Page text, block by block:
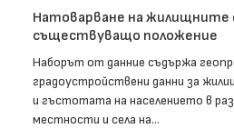
Натоварване на жилищните
съществуващо положение
Наборът от данние съдържа
градоустройствени данни за
и гъстотата на населението в
местности и села на...